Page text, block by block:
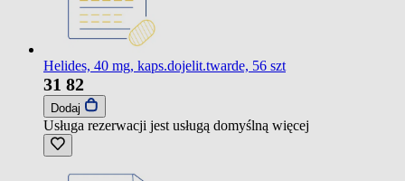
Helides, 40 mg, kaps.dojelit.twarde, 56 szt
31 82
Dodaj
Usługa rezerwacji jest usługą domyślną więcej